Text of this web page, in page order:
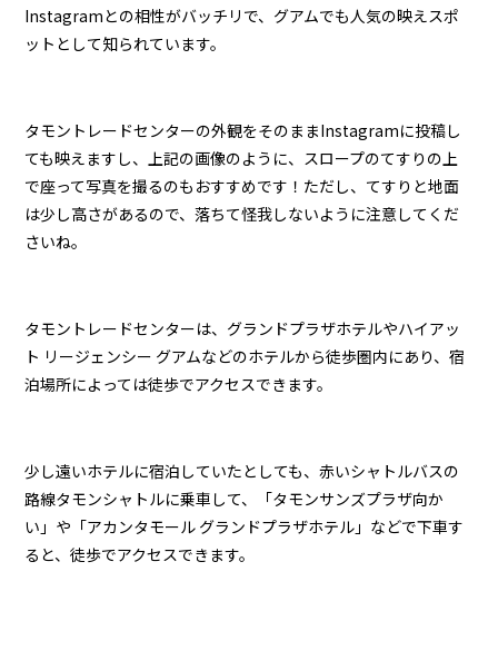
Instagramとの相性がバッチリで、グアムでも人気の映えスポ
ットとして知られています。
タモントレードセンターの外観をそのままInstagramに投稿し
ても映えますし、上記の画像のように、スロープのてすりの上
で座って写真を撮るのもおすすめです！ただし、てすりと地面
は少し高さがあるので、落ちて怪我しないように注意してくだ
さいね。
タモントレードセンターは、グランドプラザホテルやハイアッ
ト リージェンシー グアムなどのホテルから徒歩圏内にあり、宿
泊場所によっては徒歩でアクセスできます。
少し遠いホテルに宿泊していたとしても、赤いシャトルバスの
路線タモンシャトルに乗車して、「タモンサンズプラザ向か
い」や「アカンタモール グランドプラザホテル」などで下車す
ると、徒歩でアクセスできます。